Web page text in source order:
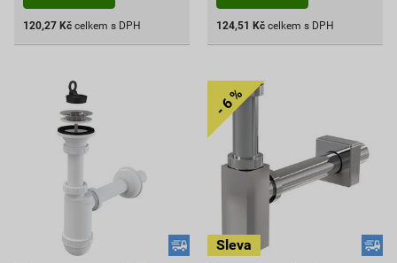
120,27 Kč celkem s DPH 124,51 Kč celkem s DPH